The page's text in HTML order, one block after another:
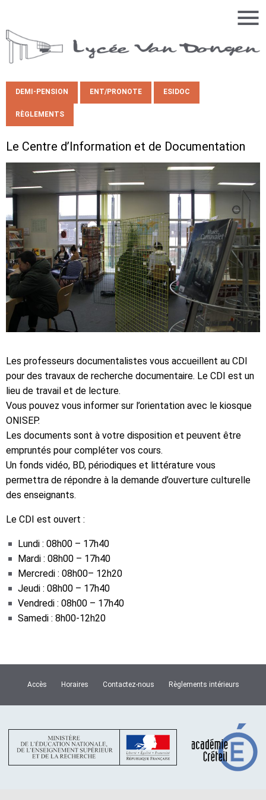
DEMI-PENSION ENT/PRONOTE ESIDOC
RÈGLEMENTS
Le Centre d’Information et de Documentation
Les professeurs documentalistes vous accueillent au CDI
pour des travaux de recherche documentaire. Le CDI est un
lieu de travail et de lecture.
Vous pouvez vous informer sur l’orientation avec le kiosque
ONISEP.
Les documents sont à votre disposition et peuvent être
empruntés pour compléter vos cours.
Un fonds vidéo, BD, périodiques et littérature vous
permettra de répondre à la demande d’ouverture culturelle
des enseignants.
Le CDI est ouvert :
Lundi : 08h00 – 17h40
Mardi : 08h00 – 17h40
Mercredi : 08h00– 12h20
Jeudi : 08h00 – 17h40
Vendredi : 08h00 – 17h40
Samedi : 8h00-12h20
Accès Horaires Contactez-nous Règlements intérieurs